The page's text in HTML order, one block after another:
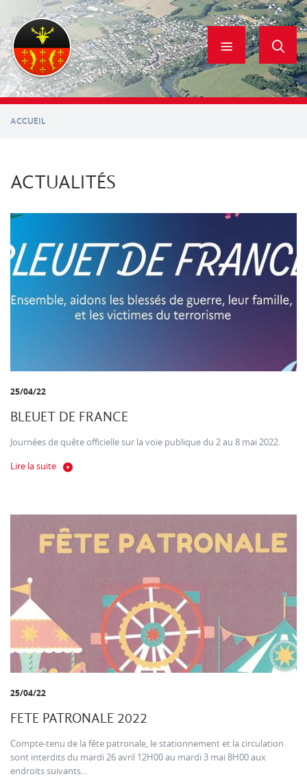
contenu
principal
ACCUEIL
ACTUALITÉS
25/04/22
BLEUET DE FRANCE
Journées de quête officielle sur la voie publique du 2 au 8 mai 2022.
Lire la suite
25/04/22
FETE PATRONALE 2022
Compte-tenu de la fête patronale, le stationnement et la circulation
sont interdits du mardi 26 avril 12H00 au mardi 3 mai 8H00 aux
endroits suivants...